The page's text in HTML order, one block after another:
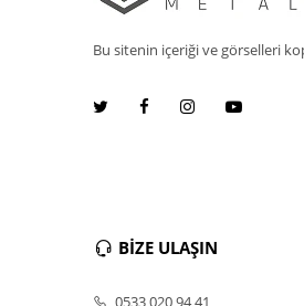
Bu sitenin içeriği ve görselleri
BİZE ULAŞIN
0533 020 94 41